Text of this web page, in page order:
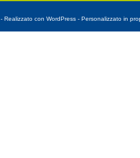
- Realizzato con WordPress - Personalizzato in